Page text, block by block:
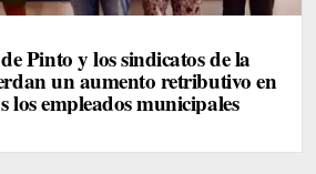
Pinto y los sindicatos de la
un aumento retributivo en
los empleados municipales